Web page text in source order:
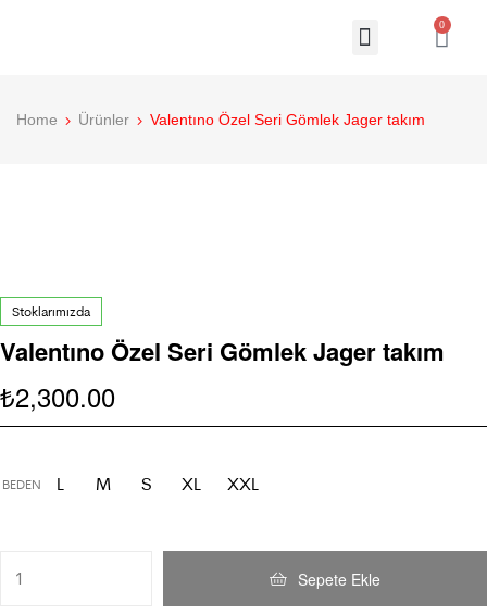
0
Home Ürünler Valentıno Özel Seri Gömlek Jager takım
Stoklarımızda
Valentıno Özel Seri Gömlek Jager takım
₺2,300.00
BEDEN L M S XL XXL
Sepete Ekle